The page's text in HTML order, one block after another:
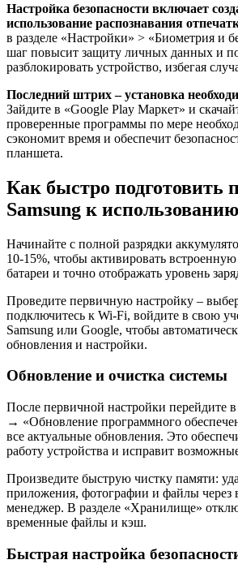
Настройка безопасности включает
использование распознавания
в разделе «Настройки» > «Биометрия и
шаг повысит защиту личных данных и
разблокировать устройство, избегая
Последний штрих – установка
Зайдите в «Google Play Маркет» и
проверенные программы по мере
сэкономит время и обеспечит
планшета.
Как быстро подготовить
Samsung к использованию
Начинайте с полной разрядки
10-15%, чтобы активировать
батареи и точно отображать уровень
Проведите первичную настройку –
подключитесь к Wi-Fi, войдите в свою
Samsung или Google, чтобы
обновления и настройки.
Обновление и очистка системы
После первичной настройки перейдите
→ «Обновление программного
все актуальные обновления. Это
работу устройства и исправит
Произведите быструю чистку памяти:
приложения, фотографии и файлы через
менеджер. В разделе «Хранилище»
временные файлы и кэш.
Быстрая настройка